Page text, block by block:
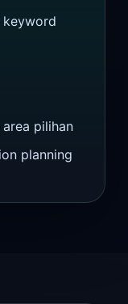
keyword
pilihan
planning